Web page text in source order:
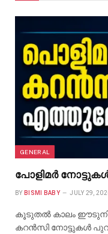
GENERAL
പോളിമർ
BY BISMI BABY JULY 29,
കൂടുതൽ കാലം
കറൻസി നോട്ടുകൾ